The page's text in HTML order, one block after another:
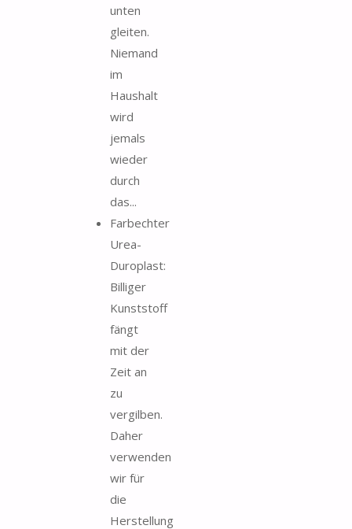
unten
gleiten.
Niemand
im
Haushalt
wird
jemals
wieder
durch
das...
Farbechter
Urea-
Duroplast:
Billiger
Kunststoff
fängt
mit der
Zeit an
zu
vergilben.
Daher
verwenden
wir für
die
Herstellung